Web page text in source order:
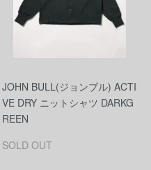
JOHN BULL(ジョンブル) ACTI
VE DRY ニットシャツ DARKG
REEN
SOLD OUT